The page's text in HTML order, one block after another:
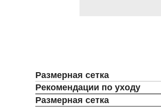
Размерная сетка
Рекомендации по уходу
Размерная сетка